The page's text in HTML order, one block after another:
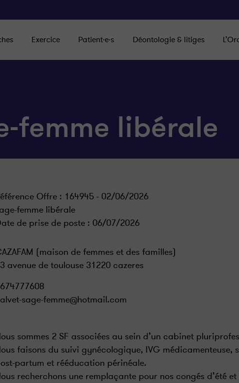
Exercice Patient·e·s Déontologie & litiges
femme libérale
Offre : 164945 - 02/06/2026
femme libérale
de prise de poste : 06/07/2026
(maison de femmes et des familles)
avenue de toulouse 31220 cazeres
sage-femme@hotmail.com
sommes 2 SF associées au sein d’un cabinet
faisons du suivi gynécologique, IVG médicamenteuse,
partum et rééducation périnéale.
recherchons une remplaçante pour nos congés d’été